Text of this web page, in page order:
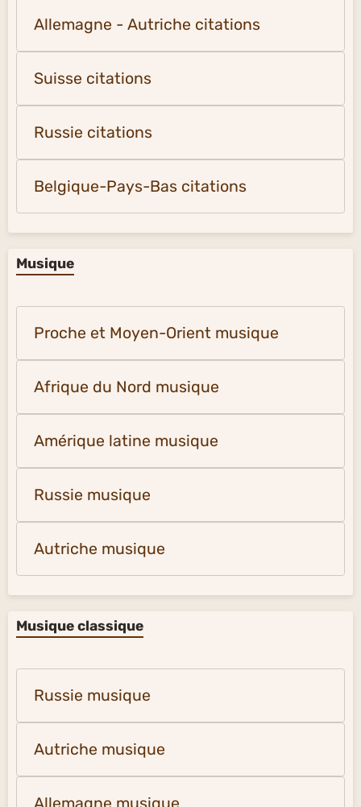
Allemagne - Autriche citations
Suisse citations
Russie citations
Belgique-Pays-Bas citations
Musique
Proche et Moyen-Orient musique
Afrique du Nord musique
Amérique latine musique
Russie musique
Autriche musique
Musique classique
Russie musique
Autriche musique